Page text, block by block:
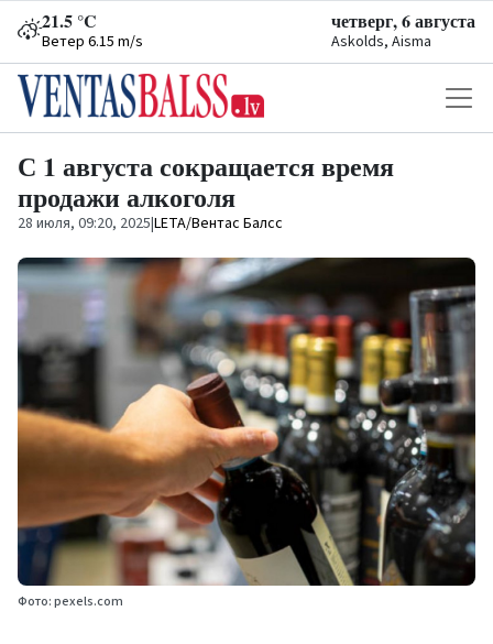
21.5 °C
Ветер 6.15 m/s
четверг, 6 августа
Askolds, Aisma
С 1 августа сокращается время
продажи алкоголя
28 июля, 09:20, 2025|LETA/Вентас Балсс
Фото: pexels.com